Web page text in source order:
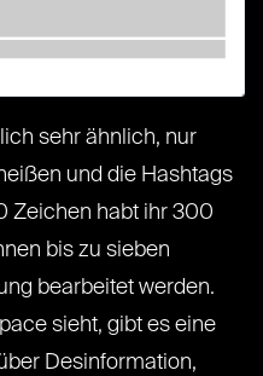
sehr ähnlich, nur
und die Hashtags
Zeichen habt ihr 300
bis zu sieben
bearbeitet werden.
sieht, gibt es eine
Desinformation,